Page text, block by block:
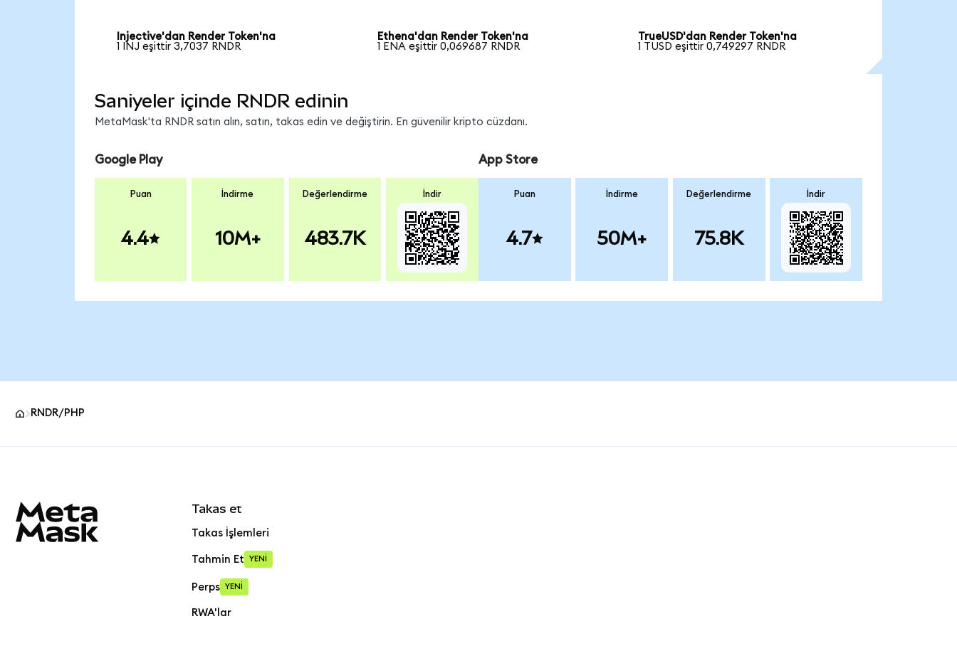
Injective'dan Render Token'na
1 INJ eşittir 3,7037 RNDR
Ethena'dan Render Token'na
1 ENA eşittir 0,069687 RNDR
TrueUSD'dan Render Token'na
1 TUSD eşittir 0,749297 RNDR
Saniyeler içinde RNDR edinin
MetaMask'ta RNDR satın alın, satın, takas edin ve değiştirin. En güvenilir kripto cüzdanı.
Google Play
Puan
4.4
İndirme
10M+
Değerlendirme
483.7K
İndir
App Store
Puan
4.7
İndirme
50M+
Değerlendirme
75.8K
İndir
RNDR/PHP
Takas et
Takas İşlemleri
Tahmin Et YENİ
Perps YENİ
RWA'lar